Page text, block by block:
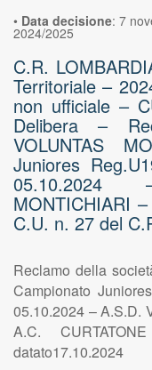
• Data decisione: 7
2024/2025
C.R.
Territoriale –
non ufficiale –
Delibera –
VOLUNTAS
Juniores
05.10.2024
MONTICHIARI
C.U. n. 27 del
Reclamo della
Campionato
05.10.2024 – A.S.D.
A.C.
datato17.10.2024